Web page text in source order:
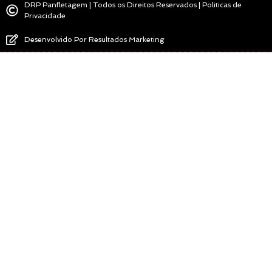
DRP Panfletagem | Todos os Direitos Reservados | Politicas de
Privacidade
Desenvolvido Por Resultados Marketing